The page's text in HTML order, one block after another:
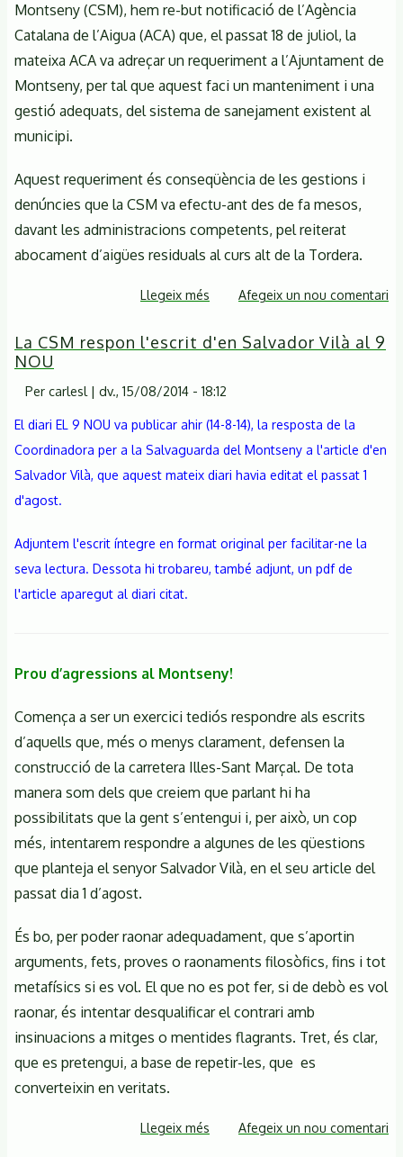
Montseny (CSM), hem re-but notificació de l’Agència
Catalana de l’Aigua (ACA) que, el passat 18 de juliol, la
mateixa ACA va adreçar un requeriment a l’Ajuntament de
Montseny, per tal que aquest faci un manteniment i una
gestió adequats, del sistema de sanejament existent al
municipi.
Aquest requeriment és conseqüència de les gestions i
denúncies que la CSM va efectu-ant des de fa mesos,
davant les administracions competents, pel reiterat
abocament d’aigües residuals al curs alt de la Tordera.
Llegeix més sobre
de
de
Coordinadora
per
a
del
Montseny
residuals
la
Tordera
al
municipi
de
Montseny
Afegeix un nou comentari
La CSM respon l'escrit d'en Salvador Vilà al 9
NOU
Per carlesl | dv., 15/08/2014 - 18:12
El diari EL 9 NOU va publicar ahir (14-8-14), la resposta de la
Coordinadora per a la Salvaguarda del Montseny a l'article d'en
Salvador Vilà, que aquest mateix diari havia editat el passat 1
d'agost.
Adjuntem l'escrit íntegre en format original per facilitar-ne la
seva lectura. Dessota hi trobareu, també adjunt, un pdf de
l'article aparegut al diari citat.
Prou d’agressions al Montseny!
Comença a ser un exercici tediós respondre als escrits
d’aquells que, més o menys clarament, defensen la
construcció de la carretera Illes-Sant Marçal. De tota
manera som dels que creiem que parlant hi ha
possibilitats que la gent s’entengui i, per això, un cop
més, intentarem respondre a algunes de les qüestions
que planteja el senyor Salvador Vilà, en el seu article del
passat dia 1 d’agost.
És bo, per poder raonar adequadament, que s’aportin
arguments, fets, proves o raonaments filosòfics, fins i tot
metafísics si es vol. El que no es pot fer, si de debò es vol
raonar, és intentar desqualificar el contrari amb
insinuacions a mitges o mentides flagrants. Tret, és clar,
que es pretengui, a base de repetir-les, que es
converteixin en veritats.
Llegeix més sobreAfegeix un nou comentari